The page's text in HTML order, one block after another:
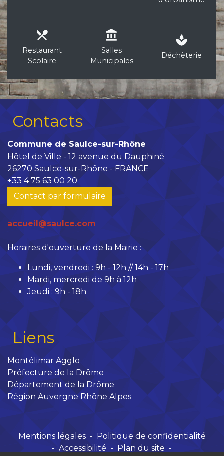
local_dining
Restaurant
Scolaire
account_balance
Salles
Municipales
spa
Déchèterie
Contacts
Commune de Saulce-sur-Rhône
Hôtel de Ville - 12 avenue du Dauphiné
26270 Saulce-sur-Rhône - FRANCE
+33 4 75 63 00 20
Contact par formulaire
accueil@saulce.com
Horaires d'ouverture de la Mairie :
Lundi, vendredi : 9h - 12h // 14h - 17h
Mardi, mercredi de 9h à 12h
Jeudi : 9h - 18h
Liens
Montélimar Agglo
Préfecture de la Drôme
Département de la Drôme
Région Auvergne Rhône Alpes
Mentions légales - Politique de confidentialité
- Accessibilité - Plan du site -